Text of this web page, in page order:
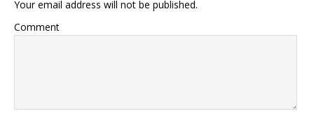
Your email address will not be published.
Comment